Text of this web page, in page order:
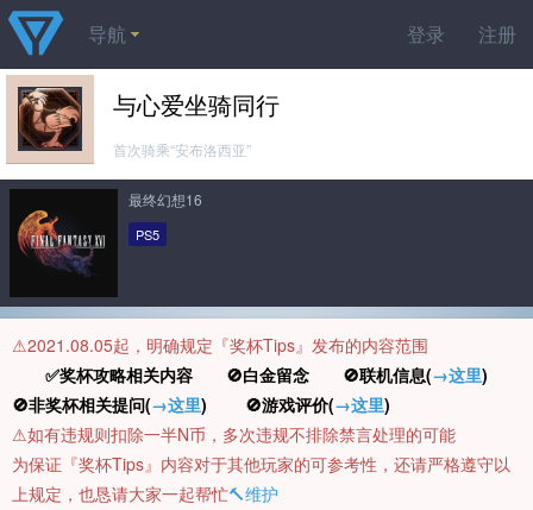
登录 注册
导航
与心爱坐骑同行
首次骑乘“安布洛西亚”
最终幻想16
PS5
⚠️2021.08.05起，明确规定『奖杯Tips』发布的内容范围
✅奖杯攻略相关内容 🚫白金留念 🚫联机信息(→这里)
🚫非奖杯相关提问(→这里) 🚫游戏评价(→这里)
⚠️如有违规则扣除一半N币，多次违规不排除禁言处理的可能
为保证『奖杯Tips』内容对于其他玩家的可参考性，还请严格遵守以
上规定，也恳请大家一起帮忙🔨维护